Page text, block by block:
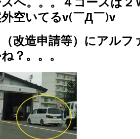
外空いてるv(￣Д￣)v
改造申請等）にアル
？。。。